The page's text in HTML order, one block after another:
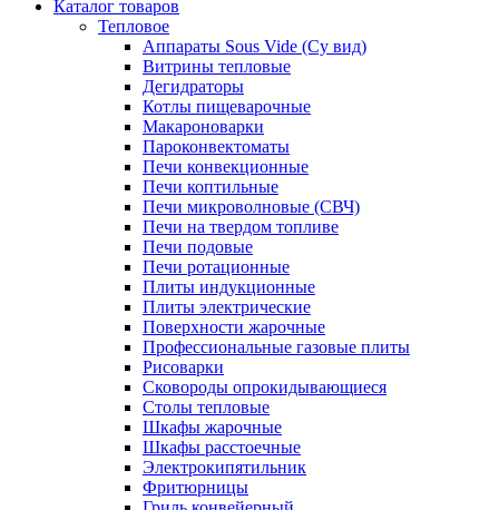
Каталог товаров
Тепловое
Аппараты Sous Vide (Су вид)
Витрины тепловые
Дегидраторы
Котлы пищеварочные
Макароноварки
Пароконвектоматы
Печи конвекционные
Печи коптильные
Печи микроволновые (СВЧ)
Печи на твердом топливе
Печи подовые
Печи ротационные
Плиты индукционные
Плиты электрические
Поверхности жарочные
Профессиональные газовые плиты
Рисоварки
Сковороды опрокидывающиеся
Столы тепловые
Шкафы жарочные
Шкафы расстоечные
Электрокипятильник
Фритюрницы